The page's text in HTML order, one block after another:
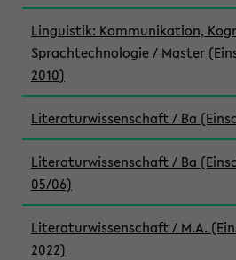
Linguistik: Kommunikation,
Sprachtechnologie / Master
2010)
Literaturwissenschaft / Ba
Literaturwissenschaft / Ba
05/06)
Literaturwissenschaft / M.A.
2022)